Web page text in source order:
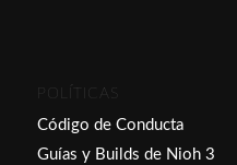
POLÍTICAS
Código de Conducta
Guías y Builds de Nioh 3